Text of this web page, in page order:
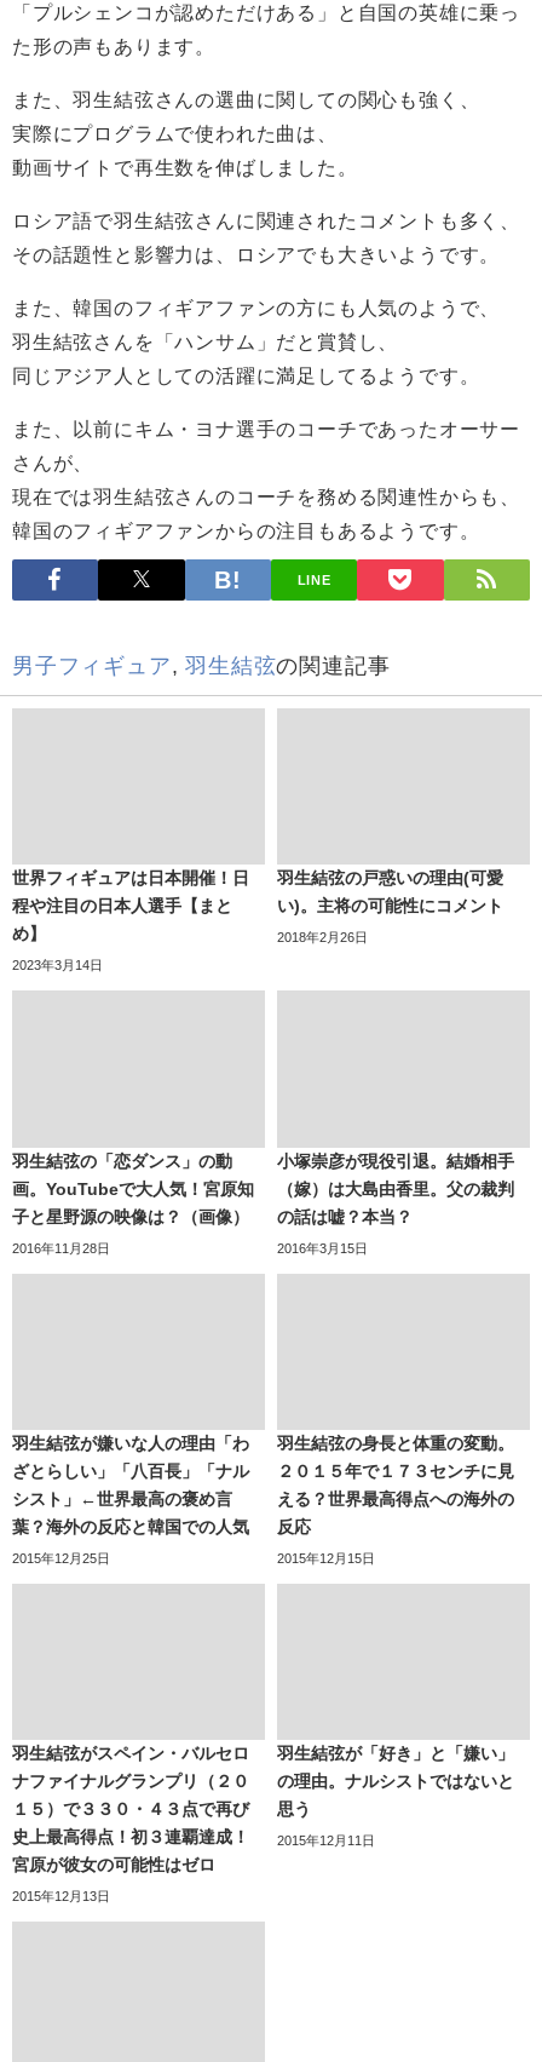
「プルシェンコが認めただけある」と自国の英雄に乗っ
た形の声もあります。
また、羽生結弦さんの選曲に関しての関心も強く、
実際にプログラムで使われた曲は、
動画サイトで再生数を伸ばしました。
ロシア語で羽生結弦さんに関連されたコメントも多く、
その話題性と影響力は、ロシアでも大きいようです。
また、韓国のフィギアファンの方にも人気のようで、
羽生結弦さんを「ハンサム」だと賞賛し、
同じアジア人としての活躍に満足してるようです。
また、以前にキム・ヨナ選手のコーチであったオーサー
さんが、
現在では羽生結弦さんのコーチを務める関連性からも、
韓国のフィギアファンからの注目もあるようです。
LINE
男子フィギュア,羽生結弦の関連記事
世界フィギュアは日本開催！日
程や注目の日本人選手【まと
め】
2023年3月14日
羽生結弦の戸惑いの理由(可愛
い)。主将の可能性にコメント
2018年2月26日
羽生結弦の「恋ダンス」の動
画。YouTubeで大人気！宮原知
子と星野源の映像は？（画像）
2016年11月28日
小塚崇彦が現役引退。結婚相手
（嫁）は大島由香里。父の裁判
の話は嘘？本当？
2016年3月15日
羽生結弦が嫌いな人の理由「わ
ざとらしい」「八百長」「ナル
シスト」←世界最高の褒め言
葉？海外の反応と韓国での人気
2015年12月25日
羽生結弦の身長と体重の変動。
２０１５年で１７３センチに見
える？世界最高得点への海外の
反応
2015年12月15日
羽生結弦がスペイン・バルセロ
ナファイナルグランプリ（２０
１５）で３３０・４３点で再び
史上最高得点！初３連覇達成！
宮原が彼女の可能性はゼロ
2015年12月13日
羽生結弦が「好き」と「嫌い」
の理由。ナルシストではないと
思う
2015年12月11日